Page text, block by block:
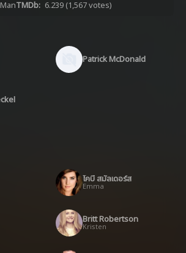
TMDb: 6.239 (1,567 votes)
Patrick McDonald
โคบี้ สมัลเดอร์ส
Emma
Britt Robertson
Kristen